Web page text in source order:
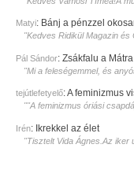
Matyi: Bánj a pénzzel
"Kedves Ridikül Magazin
Pál Sándor: Zsákfalu a
"Mi a feleségemmel, és
tejútlefetyelő:A feminizmus
""A feminizmus óriási
Irén: Ikrekkel az élet
"Tisztelt Vida Ágnes.Az